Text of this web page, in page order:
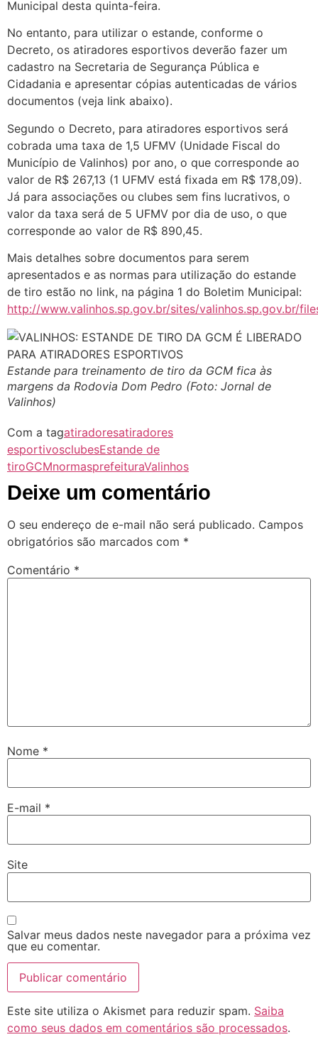
Municipal desta quinta-feira.
No entanto, para utilizar o estande, conforme o
Decreto, os atiradores esportivos deverão fazer um
cadastro na Secretaria de Segurança Pública e
Cidadania e apresentar cópias autenticadas de vários
documentos (veja link abaixo).
Segundo o Decreto, para atiradores esportivos será
cobrada uma taxa de 1,5 UFMV (Unidade Fiscal do
Município de Valinhos) por ano, o que corresponde ao
valor de R$ 267,13 (1 UFMV está fixada em R$ 178,09).
Já para associações ou clubes sem fins lucrativos, o
valor da taxa será de 5 UFMV por dia de uso, o que
corresponde ao valor de R$ 890,45.
Mais detalhes sobre documentos para serem
apresentados e as normas para utilização do estande
de tiro estão no link, na página 1 do Boletim Municipal:
http://www.valinhos.sp.gov.br/sites/valinhos.sp.gov.br/
Estande para treinamento de tiro da GCM fica às
margens da Rodovia Dom Pedro (Foto: Jornal de
Valinhos)
Com a tagatiradoresatiradores
esportivosclubesEstande de
tiroGCMnormasprefeituraValinhos
Deixe um comentário
O seu endereço de e-mail não será publicado. Campos
obrigatórios são marcados com *
Comentário *
Nome *
E-mail *
Site
Salvar meus dados neste navegador para a próxima vez
que eu comentar.
Este site utiliza o Akismet para reduzir spam. Saiba
como seus dados em comentários são processados.